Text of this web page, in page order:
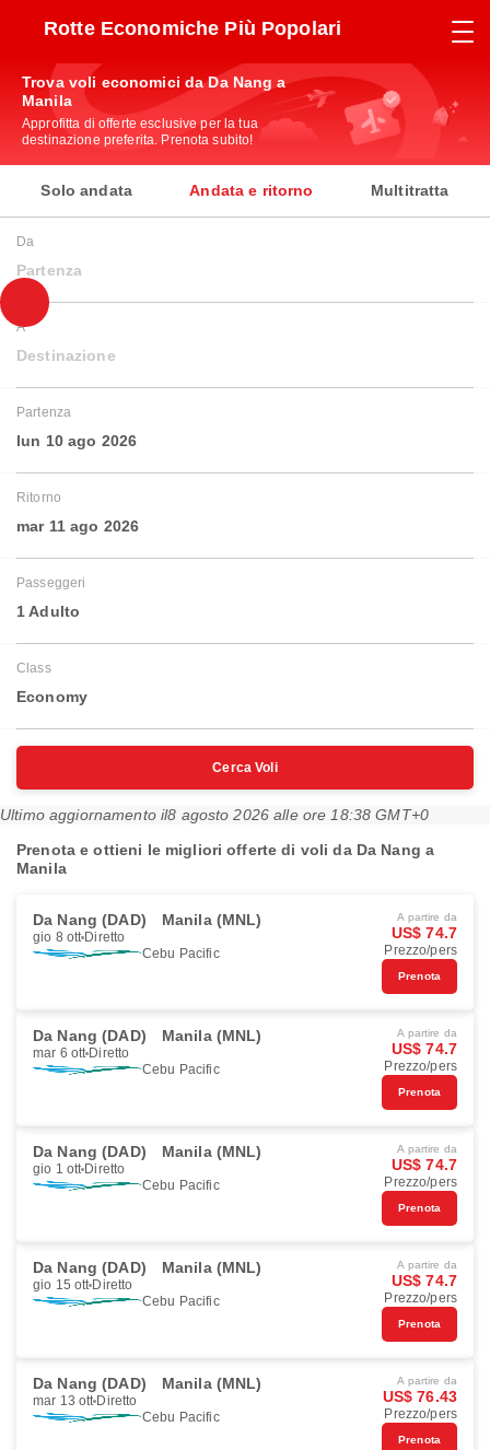
Rotte Economiche Più Popolari
Trova voli economici da Da Nang a
Manila
Approfitta di offerte esclusive per la tua
destinazione preferita. Prenota subito!
Solo andata Andata e ritorno Multitratta
Da
Partenza
A
Destinazione
Partenza
lun 10 ago 2026
Ritorno
mar 11 ago 2026
Passeggeri
1 Adulto
Class
Economy
Cerca Voli
Ultimo aggiornamento il8 agosto 2026 alle ore 18:38 GMT+0
Prenota e ottieni le migliori offerte di voli da Da Nang a
Manila
Da Nang (DAD) Manila (MNL)
gio 8 ott Diretto
Cebu Pacific
A partire da
US$ 74.7
Prezzo/pers
Prenota
Da Nang (DAD) Manila (MNL)
mar 6 ott Diretto
Cebu Pacific
A partire da
US$ 74.7
Prezzo/pers
Prenota
Da Nang (DAD) Manila (MNL)
gio 1 ott Diretto
Cebu Pacific
A partire da
US$ 74.7
Prezzo/pers
Prenota
Da Nang (DAD) Manila (MNL)
gio 15 ott Diretto
Cebu Pacific
A partire da
US$ 74.7
Prezzo/pers
Prenota
Da Nang (DAD) Manila (MNL)
mar 13 ott Diretto
Cebu Pacific
A partire da
US$ 76.43
Prezzo/pers
Prenota